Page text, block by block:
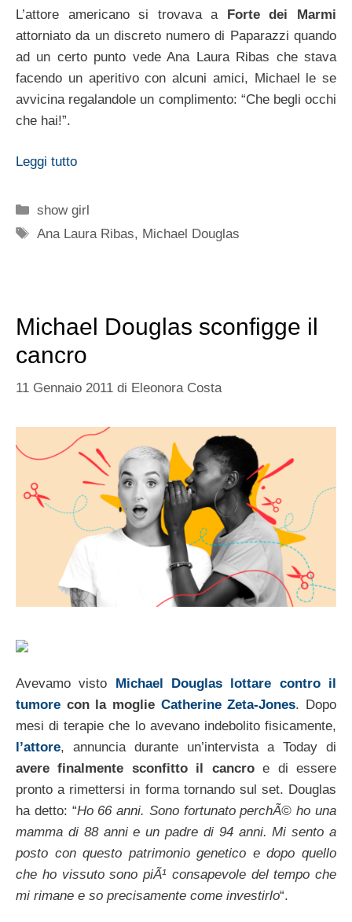
L’attore americano si trovava a Forte dei Marmi
attorniato da un discreto numero di Paparazzi quando
ad un certo punto vede Ana Laura Ribas che stava
facendo un aperitivo con alcuni amici, Michael le se
avvicina regalandole un complimento: “Che begli occhi
che hai!”.
Leggi tutto
Categorie
show girl
Tag
Ana Laura Ribas, Michael Douglas
Michael Douglas sconfigge il
cancro
11 Gennaio 2011 di Eleonora Costa
Avevamo visto Michael Douglas lottare contro il
tumore con la moglie Catherine Zeta-Jones. Dopo
mesi di terapie che lo avevano indebolito fisicamente,
l’attore, annuncia durante un’intervista a Today di
avere finalmente sconfitto il cancroe di essere
pronto a rimettersi in forma tornando sul set. Douglas
ha detto: “Ho 66 anni. Sono fortunato perchÃ© ho una
mamma di 88 anni e un padre di 94 anni. Mi sento a
posto con questo patrimonio genetico e dopo quello
che ho vissuto sono piÃ¹ consapevole del tempo che
mi rimane e so precisamente come investirlo“.